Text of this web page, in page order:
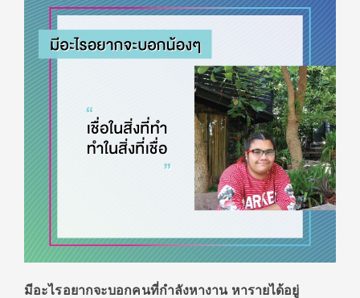
มีอะไรอยากจะบอกคนที่กำลังหางาน หารายได้อยู่